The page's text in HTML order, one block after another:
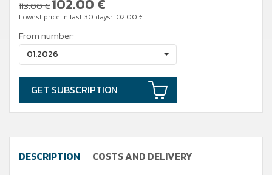
113.00 €102.00 €
Lowest price in last 30 days:102.00 €
From number:
01.2026
GET SUBSCRIPTION
DESCRIPTION COSTS AND DELIVERY